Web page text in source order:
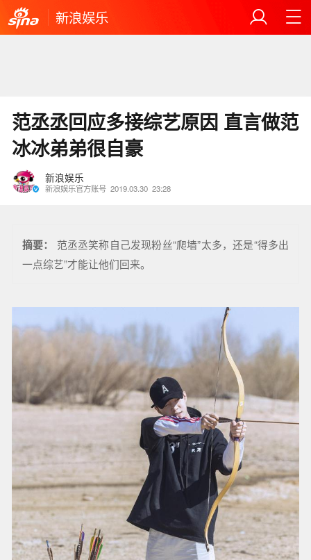
新浪娱乐
范丞丞回应多接综艺原因 直言做范
冰冰弟弟很自豪
新浪娱乐
新浪娱乐官方账号 2019.03.30 23:28
摘要：
范丞丞笑称自己发现粉丝“爬墙”太多，还是“得多出
一点综艺”才能让他们回来。